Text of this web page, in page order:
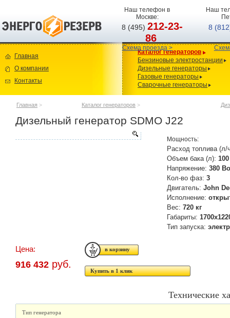
Наш телефон в
Москве:
8 (495)212-23-
86
Схема проезда >
Наш
8
Главная
О компании
Контакты
Каталог генераторов
Бензиновые электростанции
Дизельные генераторы
Газовые генераторы
Сварочные генераторы
Главная > Каталог генераторов >
Дизельный генератор SDMO J22
Мощность:
Расход топлива
Объем бака (л): 100
Напряжение: 380
Кол-во фаз: 3
Двигатель: John
Исполнение:
Вес: 720 кг
Габариты:
Тип запуска:
Цена:
916 432 руб.
Купить в 1 клик
Технические
Тип генератора